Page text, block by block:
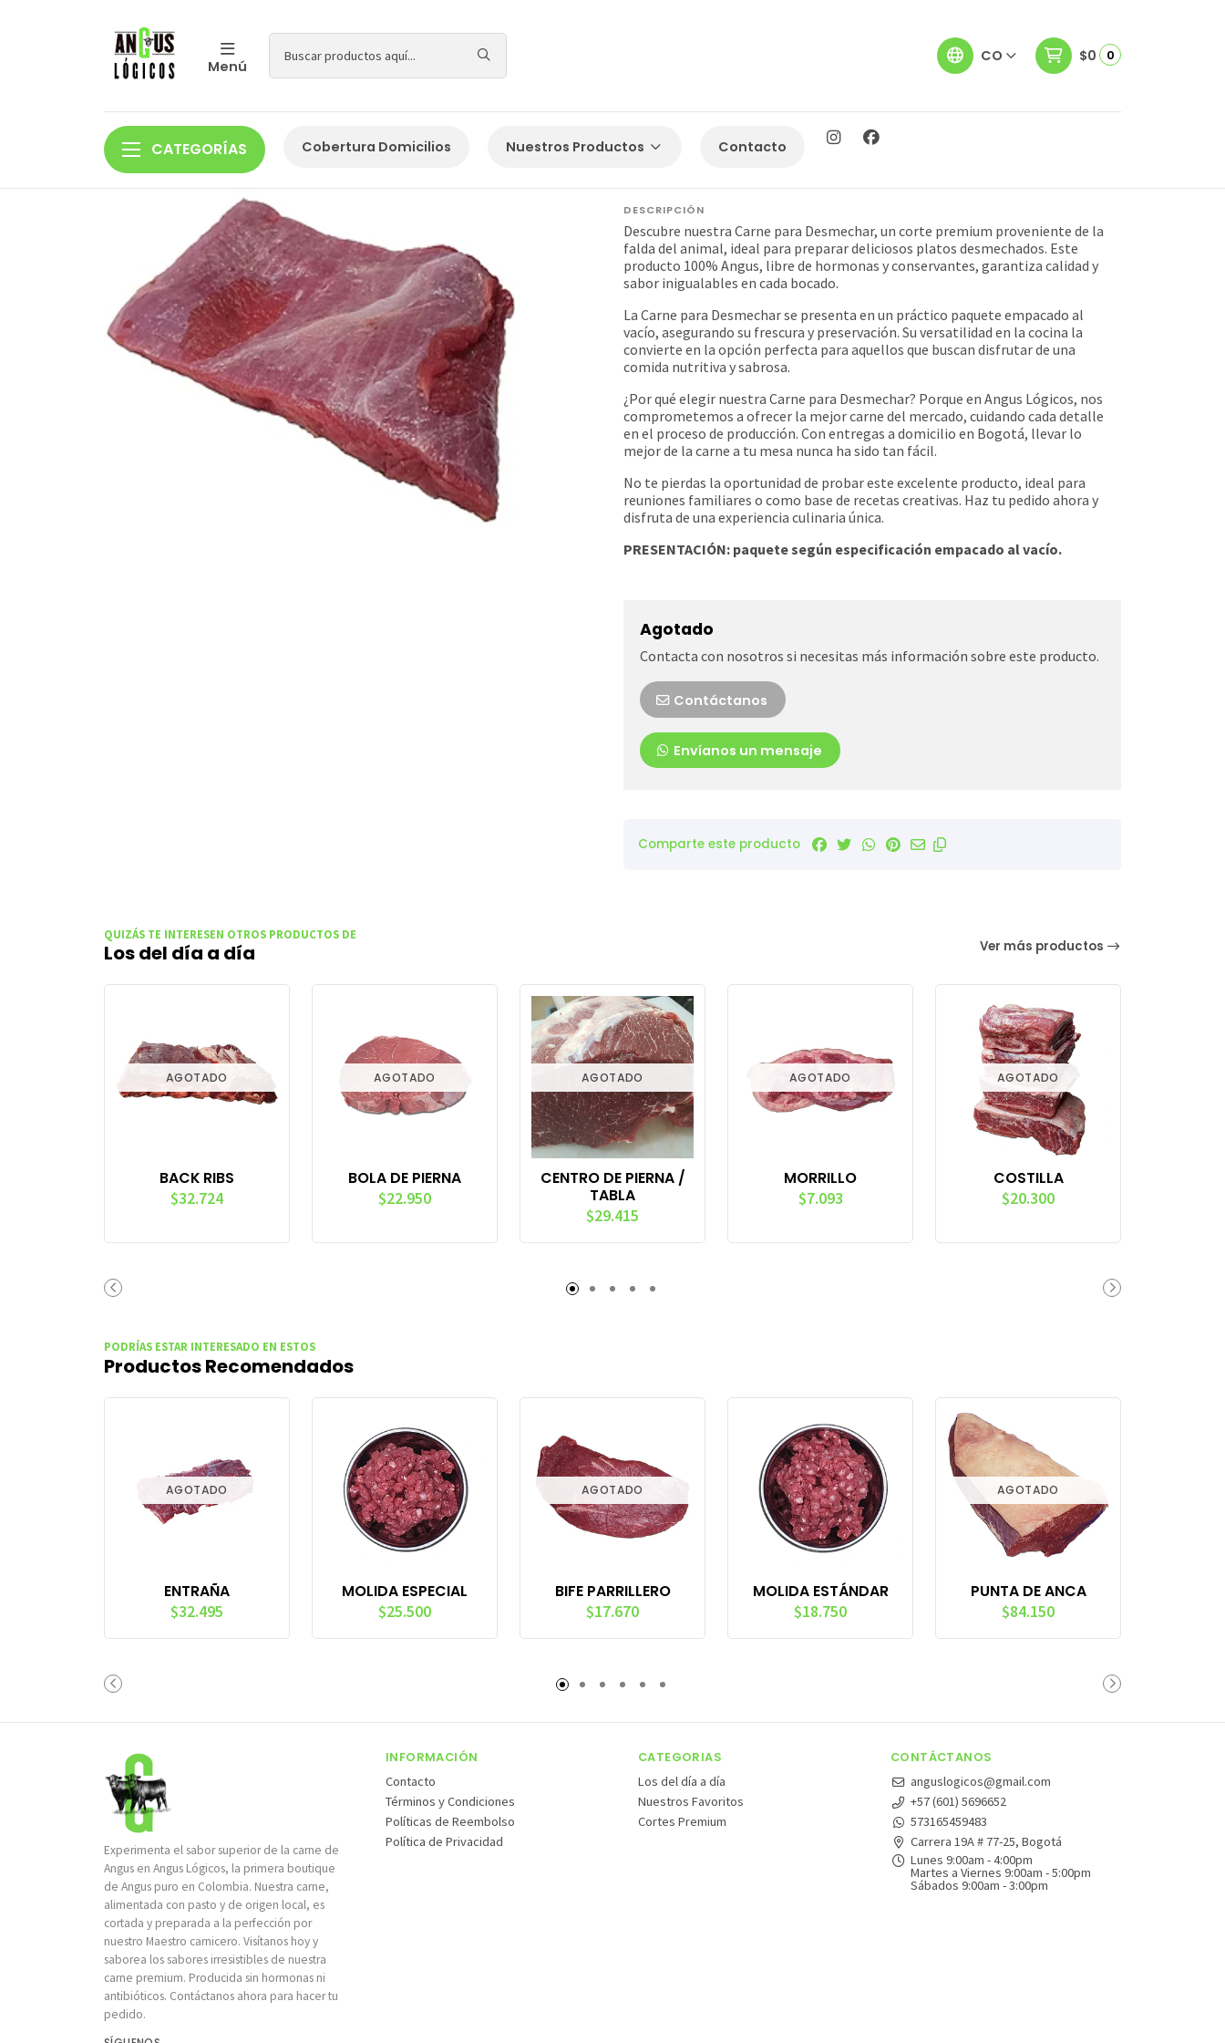
Menú
CO $0 0
CATEGORÍAS Cobertura Domicilios Nuestros Productos Contacto
DESCRIPCIÓN
Descubre nuestra Carne para Desmechar, un corte premium proveniente de la
falda del animal, ideal para preparar deliciosos platos desmechados. Este
producto 100% Angus, libre de hormonas y conservantes, garantiza calidad y
sabor inigualables en cada bocado.
La Carne para Desmechar se presenta en un práctico paquete empacado al
vacío, asegurando su frescura y preservación. Su versatilidad en la cocina la
convierte en la opción perfecta para aquellos que buscan disfrutar de una
comida nutritiva y sabrosa.
¿Por qué elegir nuestra Carne para Desmechar? Porque en Angus Lógicos, nos
comprometemos a ofrecer la mejor carne del mercado, cuidando cada detalle
en el proceso de producción. Con entregas a domicilio en Bogotá, llevar lo
mejor de la carne a tu mesa nunca ha sido tan fácil.
No te pierdas la oportunidad de probar este excelente producto, ideal para
reuniones familiares o como base de recetas creativas. Haz tu pedido ahora y
disfruta de una experiencia culinaria única.
PRESENTACIÓN: paquete según especificación empacado al vacío.
Agotado
Contacta con nosotros si necesitas más información sobre este producto.
Contáctanos
Envíanos un mensaje
Comparte este producto
QUIZÁS TE INTERESEN OTROS PRODUCTOS DE
Los del día a día Ver más productos
AGOTADO
BACK RIBS
$32.724
AGOTADO
BOLA DE PIERNA
$22.950
AGOTADO
CENTRO DE PIERNA /
TABLA
$29.415
AGOTADO
MORRILLO
$7.093
AGOTADO
COSTILLA
$20.300
PODRÍAS ESTAR INTERESADO EN ESTOS
Productos Recomendados
AGOTADO
ENTRAÑA
$32.495
MOLIDA ESPECIAL
$25.500
AGOTADO
BIFE PARRILLERO
$17.670
MOLIDA ESTÁNDAR
$18.750
AGOTADO
PUNTA DE ANCA
$84.150
Experimenta el sabor superior de la carne de
Angus en Angus Lógicos, la primera boutique
de Angus puro en Colombia. Nuestra carne,
alimentada con pasto y de origen local, es
cortada y preparada a la perfección por
nuestro Maestro carnicero. Visítanos hoy y
saborea los sabores irresistibles de nuestra
carne premium. Producida sin hormonas ni
antibióticos. Contáctanos ahora para hacer tu
pedido.
INFORMACIÓN
Contacto
Términos y Condiciones
Políticas de Reembolso
Política de Privacidad
CATEGORIAS
Los del día a día
Nuestros Favoritos
Cortes Premium
CONTÁCTANOS
anguslogicos@gmail.com
+57 (601) 5696652
573165459483
Carrera 19A # 77-25, Bogotá
Lunes 9:00am - 4:00pm
Martes a Viernes 9:00am - 5:00pm
Sábados 9:00am - 3:00pm